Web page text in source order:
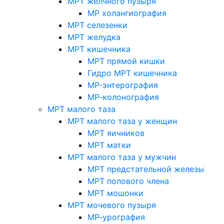
МР холангиография
МРТ селезенки
МРТ желудка
МРТ кишечника
МРТ прямой кишки
Гидро МРТ кишечника
МР-энтерография
МР-колонография
МРТ малого таза
МРТ малого таза у женщин
МРТ яичников
МРТ матки
МРТ малого таза у мужчин
МРТ предстательной железы
МРТ полового члена
МРТ мошонки
МРТ мочевого пузыря
МР-урография